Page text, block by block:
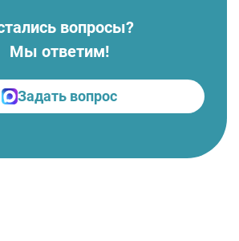
вопросы?
Мы ответим!
Задать вопрос